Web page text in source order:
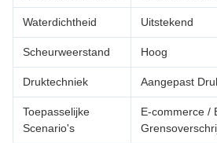
Waterdichtheid Uitstekend
Scheurweerstand Hoog
Druktechniek Aangepast
Toepasselijke
Scenario's
E-commerce /